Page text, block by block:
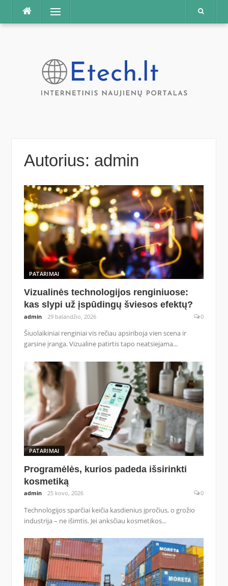
Praleisti
Meniu
Autorius: admin
PATARIMAI
Vizualinės technologijos renginiuose:
kas slypi už įspūdingų šviesos efektų?
admin 29 balandžio, 2026 0
Šiuolaikiniai renginiai vis rečiau apsiriboja vien scena ir
garsine įranga. Vizualinė patirtis tapo neatsiejama...
PATARIMAI
Programėlės, kurios padeda išsirinkti
kosmetiką
admin 25 kovo, 2026 0
Technologijos sparčiai keičia kasdienius įpročius, o grožio
industrija – ne išimtis. Jei anksčiau kosmetikos...